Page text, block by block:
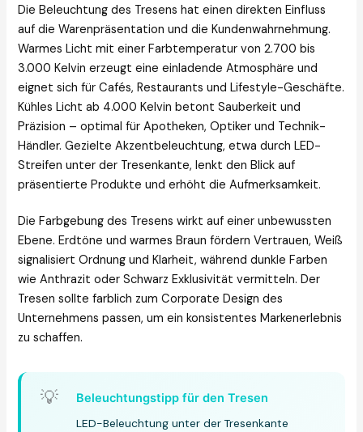
Die Beleuchtung des Tresens hat einen direkten Einfluss
auf die Warenpräsentation und die Kundenwahrnehmung.
Warmes Licht mit einer Farbtemperatur von 2.700 bis
3.000 Kelvin erzeugt eine einladende Atmosphäre und
eignet sich für Cafés, Restaurants und Lifestyle-Geschäfte.
Kühles Licht ab 4.000 Kelvin betont Sauberkeit und
Präzision – optimal für Apotheken, Optiker und Technik-
Händler. Gezielte Akzentbeleuchtung, etwa durch LED-
Streifen unter der Tresenkante, lenkt den Blick auf
präsentierte Produkte und erhöht die Aufmerksamkeit.
Die Farbgebung des Tresens wirkt auf einer unbewussten
Ebene. Erdtöne und warmes Braun fördern Vertrauen, Weiß
signalisiert Ordnung und Klarheit, während dunkle Farben
wie Anthrazit oder Schwarz Exklusivität vermitteln. Der
Tresen sollte farblich zum Corporate Design des
Unternehmens passen, um ein konsistentes Markenerlebnis
zu schaffen.
💡
Beleuchtungstipp für den Tresen
LED-Beleuchtung unter der Tresenkante